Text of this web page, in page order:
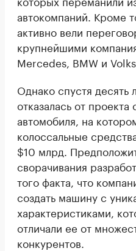
автокомпаний. Кроме
активно вели
крупнейшими
Mercedes, BMW и
Однако спустя десять
отказалась от проекта
автомобиля, на
колоссальные
$10 млрд.
сворачивания
того факта, что
создать машину с
характеристиками,
отличали ее от
конкурентов.